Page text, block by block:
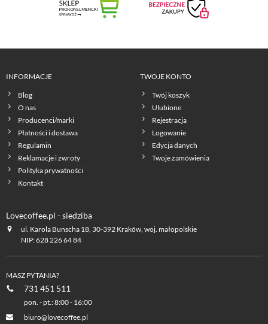
INFORMACJE
Blog
O nas
Producenci/marki
Płatności i dostawa
Regulamin
Reklamacje i zwroty
Polityka prywatności
Kontakt
TWOJE KONTO
Twój koszyk
Ulubione
Rejestracja
Logowanie
Edycja danych
Twoje zamówienia
Lovecoffee.pl - siedziba
ul. Karola Bunscha 18, 30-392 Kraków, woj. małopolskie
NIP: 628 226 64 84
MASZ PYTANIA?
731 451 511
pon. - pt.: 8:00 - 16:00
biuro@lovecoffee.pl